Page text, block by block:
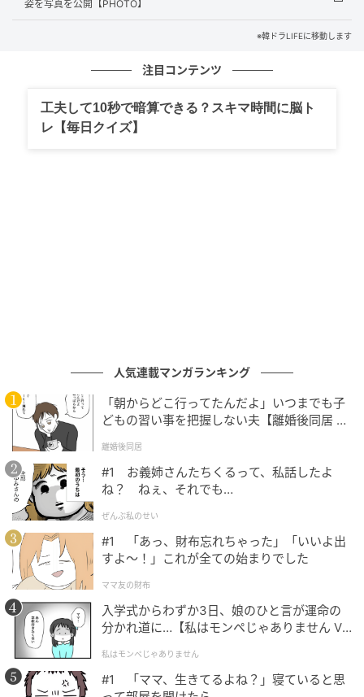
（写真提供＝OSEN）
姿を写真を公開【PHOTO】
※韓ドラLIFEに移動します
注目コンテンツ
工夫して10秒で暗算できる？スキマ時間に脳ト
レ【毎日クイズ】
人気連載マンガランキング
「朝からどこ行ってたんだよ」いつまでも子
どもの習い事を把握しない夫【離婚後同居 Vo
離婚後同居
#1 お義姉さんたちくるって、私話したよ
ね？ ねぇ、それでも…
ぜんぶ私のせい
#1 「あっ、財布忘れちゃった」「いいよ出
すよ〜！」これが全ての始まりでした
ママ友の財布
入学式からわずか3日、娘のひと言が運命の
分かれ道に…【私はモンペじゃありません Vo
私はモンペじゃありません
#1 「ママ、生きてるよね？」寝ていると思